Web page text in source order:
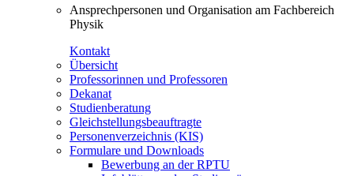
Ansprechpersonen und Organisation am Fachbereich
Physik
Kontakt
Übersicht
Professorinnen und Professoren
Dekanat
Studienberatung
Gleichstellungsbeauftragte
Personenverzeichnis (KIS)
Formulare und Downloads
Bewerbung an der RPTU